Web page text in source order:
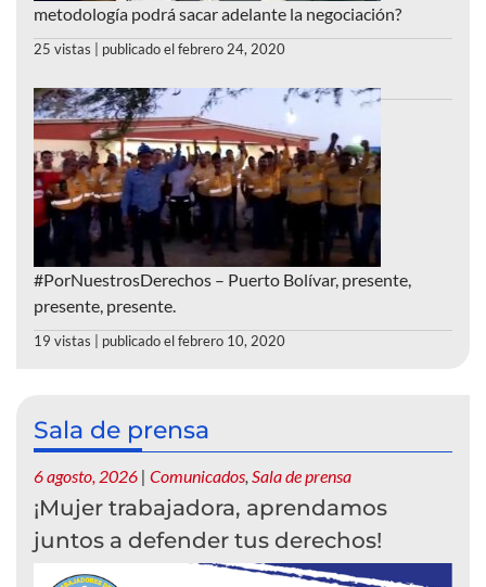
metodología podrá sacar adelante la negociación?
25 vistas publicado el febrero 24, 2020
#PorNuestrosDerechos – Puerto Bolívar, presente,
presente, presente.
19 vistas publicado el febrero 10, 2020
Sala de prensa
6 agosto, 2026 | Comunicados, Sala de prensa
¡Mujer trabajadora, aprendamos
juntos a defender tus derechos!